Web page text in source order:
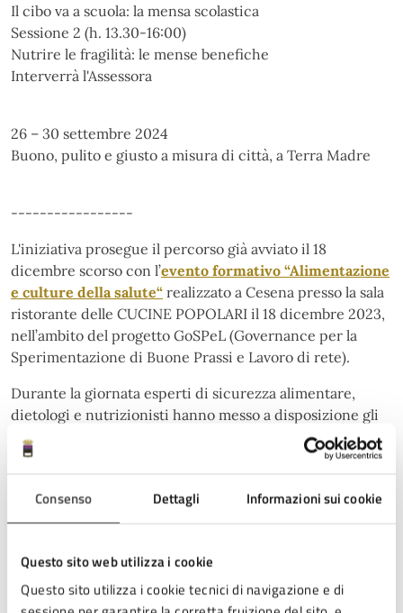
Consenso Dettagli Informazioni sui cookie
Questo sito web utilizza i cookie
Questo sito utilizza i cookie tecnici di navigazione e di
Il cibo va a scuola: la mensa scolastica
Sessione 2 (h. 13.30-16:00)
Nutrire le fragilità: le mense benefiche
Interverrà l'Assessora
26 – 30 settembre 2024
Buono, pulito e giusto a misura di città, a Terra Madre
-----------------
L'iniziativa prosegue il percorso già avviato il 18
dicembre scorso con l’evento formativo “Alimentazione
e culture della salute“ realizzato a Cesena presso la sala
ristorante delle CUCINE POPOLARI il 18 dicembre 2023,
nell’ambito del progetto GoSPeL (Governance per la
Sperimentazione di Buone Prassi e Lavoro di rete).
Durante la giornata esperti di sicurezza alimentare,
dietologi e nutrizionisti hanno messo a disposizione gli
strumenti per la costruzione di un “menù” da utilizzare
nei servizi mensa ai quali accedono persone vulnerabili,
Paesi Terzi.